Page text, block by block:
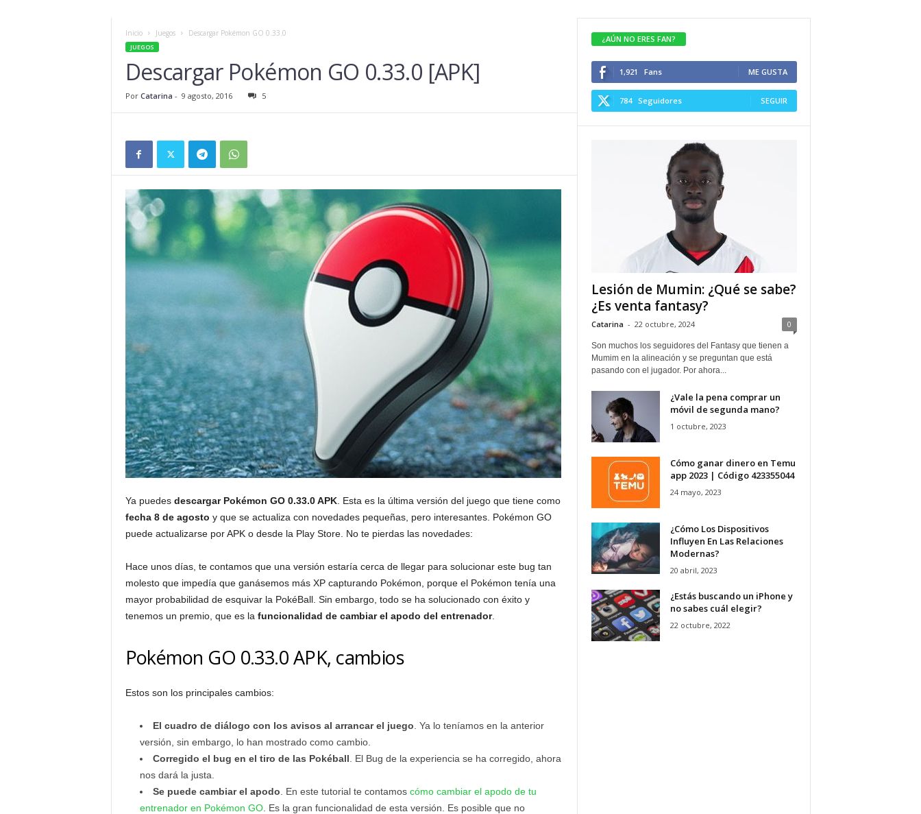
Inicio Juegos Descargar Pokémon GO 0.33.0
JUEGOS
Descargar Pokémon GO 0.33.0 [APK]
Por Catarina - 9 agosto, 2016 5
Ya puedes descargar Pokémon GO 0.33.0 APK. Esta es la última versión del juego que tiene como
fecha 8 de agosto y que se actualiza con novedades pequeñas, pero interesantes. Pokémon GO
puede actualizarse por APK o desde la Play Store. No te pierdas las novedades:
Hace unos días, te contamos que una versión estaría cerca de llegar para solucionar este bug tan
molesto que impedía que ganásemos más XP capturando Pokémon, porque el Pokémon tenía una
mayor probabilidad de esquivar la PokéBall. Sin embargo, todo se ha solucionado con éxito y
tenemos un premio, que es la funcionalidad de cambiar el apodo del entrenador.
Pokémon GO 0.33.0 APK, cambios
Estos son los principales cambios:
El cuadro de diálogo con los avisos al arrancar el juego . Ya lo teníamos en la anterior
versión, sin embargo, lo han mostrado como cambio.
Corregido el bug en el tiro de las Pokéball . El Bug de la experiencia se ha corregido, ahora
nos dará la justa.
Se puede cambiar el apodo . En este tutorial te contamos cómo cambiar el apodo de tu
entrenador en Pokémon GO. Es la gran funcionalidad de esta versión. Es posible que no
¿AÚN NO ERES FAN?
1,921 Fans ME GUSTA
784 Seguidores SEGUIR
Lesión de Mumin: ¿Qué se sabe?
¿Es venta fantasy?
Catarina - 22 octubre, 2024 0
Son muchos los seguidores del Fantasy que tienen a
Mumim en la alineación y se preguntan que está
pasando con el jugador. Por ahora...
¿Vale la pena comprar un
móvil de segunda mano?
1 octubre, 2023
Cómo ganar dinero en Temu
app 2023 | Código 423355044
24 mayo, 2023
¿Cómo Los Dispositivos
Influyen En Las Relaciones
Modernas?
20 abril, 2023
¿Estás buscando un iPhone y
no sabes cuál elegir?
22 octubre, 2022